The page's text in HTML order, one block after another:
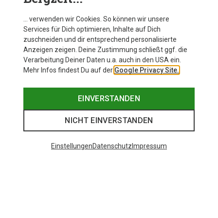
… verwenden wir Cookies. So können wir unsere
Services für Dich optimieren, Inhalte auf Dich
zuschneiden und dir entsprechend personalisierte
Anzeigen zeigen. Deine Zustimmung schließt ggf. die
Verarbeitung Deiner Daten u.a. auch in den USA ein.
Mehr Infos findest Du auf der Google Privacy Site.
EINVERSTANDEN
NICHT EINVERSTANDEN
EinstellungenDatenschutz Impressum